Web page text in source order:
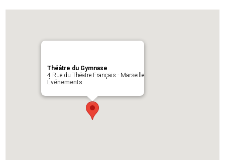
Théâtre du Gymnase
4 Rue du Théatre Français - Marseille
Événements